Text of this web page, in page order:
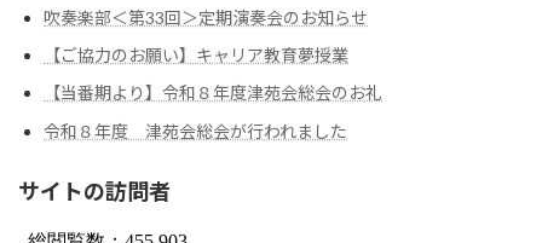
吹奏楽部＜第33回＞定期演奏会のお知らせ
【ご協力のお願い】キャリア教育夢授業
【当番期より】令和８年度津苑会総会のお礼
令和８年度 津苑会総会が行われました
サイトの訪問者